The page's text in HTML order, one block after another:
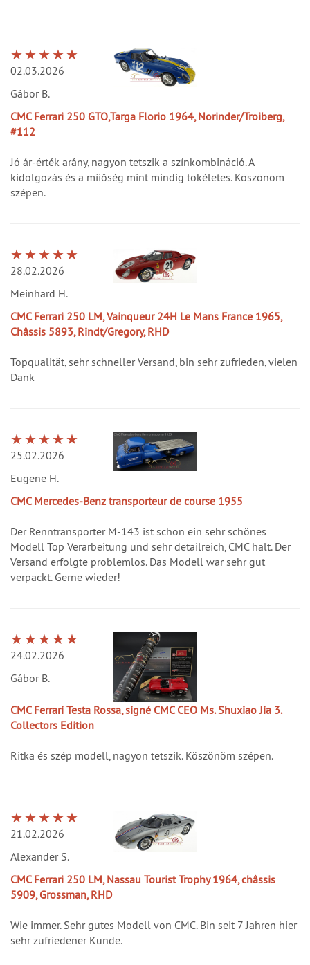
02.03.2026
Gábor B.
CMC Ferrari 250 GTO,Targa Florio 1964, Norinder/Troiberg,
#112
Jó ár-érték arány, nagyon tetszik a színkombináció. A
kidolgozás és a míiőség mint mindig tökéletes. Köszönöm
szépen.
28.02.2026
Meinhard H.
CMC Ferrari 250 LM, Vainqueur 24H Le Mans France 1965,
Châssis 5893, Rindt/Gregory, RHD
Topqualität, sehr schneller Versand, bin sehr zufrieden, vielen
Dank
25.02.2026
Eugene H.
CMC Mercedes-Benz transporteur de course 1955
Der Renntransporter M-143 ist schon ein sehr schönes
Modell Top Verarbeitung und sehr detailreich, CMC halt. Der
Versand erfolgte problemlos. Das Modell war sehr gut
verpackt. Gerne wieder!
24.02.2026
Gábor B.
CMC Ferrari Testa Rossa, signé CMC CEO Ms. Shuxiao Jia 3.
Collectors Edition
Ritka és szép modell, nagyon tetszik. Köszönöm szépen.
21.02.2026
Alexander S.
CMC Ferrari 250 LM, Nassau Tourist Trophy 1964, châssis
5909, Grossman, RHD
Wie immer. Sehr gutes Modell von CMC. Bin seit 7 Jahren hier
sehr zufriedener Kunde.